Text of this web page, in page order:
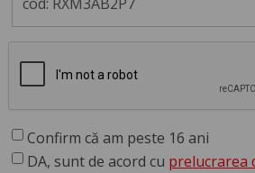
Confirm că am peste 16 ani
DA, sunt de acord cu prelucrarea